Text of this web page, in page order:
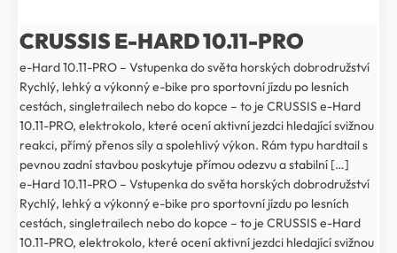
CRUSSIS E-HARD 10.11-PRO
e-Hard 10.11-PRO – Vstupenka do světa horských dobrodružství
Rychlý, lehký a výkonný e-bike pro sportovní jízdu po lesních
cestách, singletrailech nebo do kopce – to je CRUSSIS e-Hard
10.11-PRO, elektrokolo, které ocení aktivní jezdci hledající svižnou
reakci, přímý přenos síly a spolehlivý výkon. Rám typu hardtail s
pevnou zadní stavbou poskytuje přímou odezvu a stabilní […]
e-Hard 10.11-PRO – Vstupenka do světa horských dobrodružství
Rychlý, lehký a výkonný e-bike pro sportovní jízdu po lesních
cestách, singletrailech nebo do kopce – to je CRUSSIS e-Hard
10.11-PRO, elektrokolo, které ocení aktivní jezdci hledající svižnou